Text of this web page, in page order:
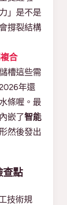
」是不是
撐裂結構
合
槽這些需
年還
條喔。最
嵌了智能
然後發出
查點
技術規